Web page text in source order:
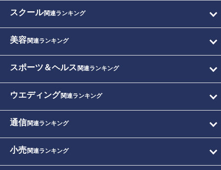
スクール関連ランキング
美容関連ランキング
スポーツ＆ヘルス 関連ランキング
ウエディング関連ランキング
通信関連ランキング
小売関連ランキング